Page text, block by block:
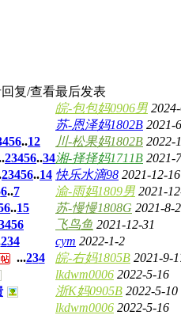
回复/查看最后发表
皖-包包妈0906男
苏-恩泽妈1802B 2021-
456..12 川-松果妈1802B 2022-
23456..34湘-择择妈1711B 2021-
23456..14 快乐水滴98 2021-12-16
6..7 渝-雨妈1809男 2021-
6..15 苏-慢慢1808G 2021-8-
456 飞鸟鱼 2021-12-31
234 cym 2022-1-2
...234 皖-右妈1805B 2021-9-
lkdwm0006 2022-5-16
浙K妈0905B 2022-5-10
lkdwm0006 2022-5-16